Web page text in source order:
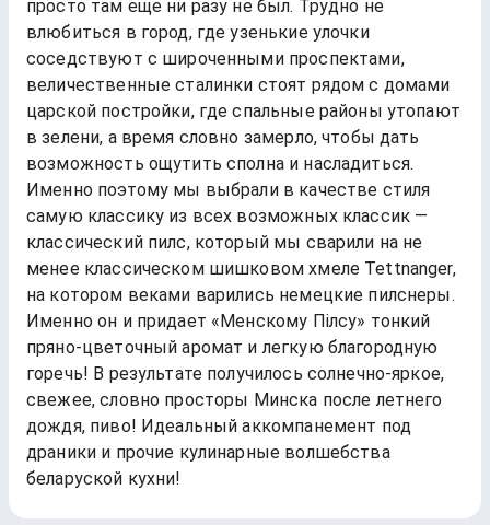
просто там еще ни разу не был. Трудно не
влюбиться в город, где узенькие улочки
соседствуют с широченными проспектами,
величественные сталинки стоят рядом с домами
царской постройки, где спальные районы утопают
в зелени, а время словно замерло, чтобы дать
возможность ощутить сполна и насладиться.
Именно поэтому мы выбрали в качестве стиля
самую классику из всех возможных классик —
классический пилс, который мы сварили на не
менее классическом шишковом хмеле Tettnanger,
на котором веками варились немецкие пилснеры.
Именно он и придает «Менскому Пiлсу» тонкий
пряно-цветочный аромат и легкую благородную
горечь! В результате получилось солнечно-яркое,
свежее, словно просторы Минска после летнего
дождя, пиво! Идеальный аккомпанемент под
драники и прочие кулинарные волшебства
беларуской кухни!